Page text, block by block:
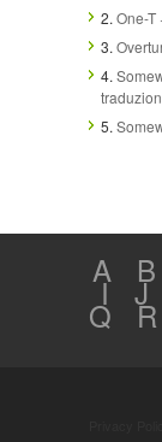
2. One-T
3.
4.
5.
A B
I J
Q R